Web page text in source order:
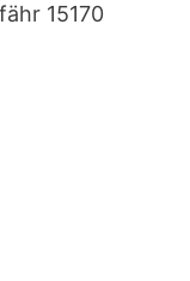
15170